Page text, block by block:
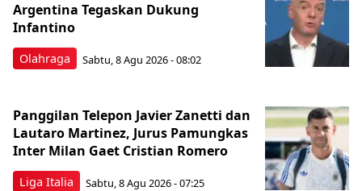
Olahraga
Argentina Tegaskan Dukung
Infantino
Sabtu, 8 Agu 2026 - 08:02
Liga Italia
Panggilan Telepon Javier Zanetti dan
Lautaro Martinez, Jurus Pamungkas
Inter Milan Gaet Cristian Romero
Sabtu, 8 Agu 2026 - 07:25